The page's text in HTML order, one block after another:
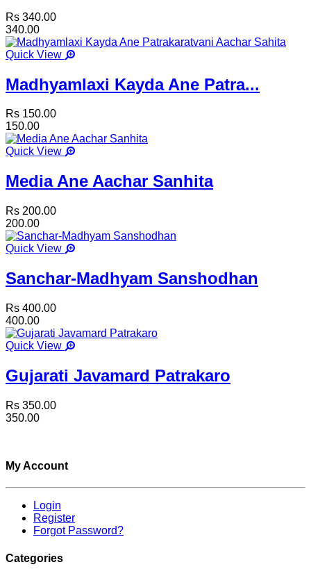
Rs 340.00
340.00
Quick View
Madhyamlaxi Kayda Ane Patra...
Rs 150.00
150.00
Quick View
Media Ane Aachar Sanhita
Rs 200.00
200.00
Quick View
Sanchar-Madhyam Sanshodhan
Rs 400.00
400.00
Quick View
Gujarati Javamard Patrakaro
Rs 350.00
350.00
My Account
Login
Register
Forgot Password?
Categories